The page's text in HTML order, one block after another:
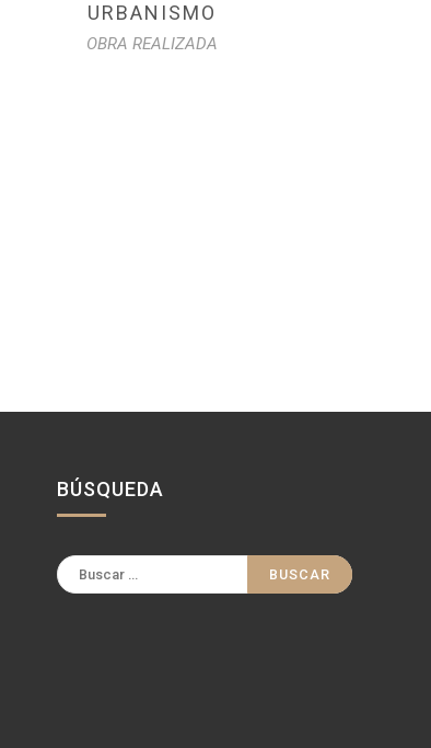
URBANISMO
OBRA REALIZADA
BÚSQUEDA
Buscar: